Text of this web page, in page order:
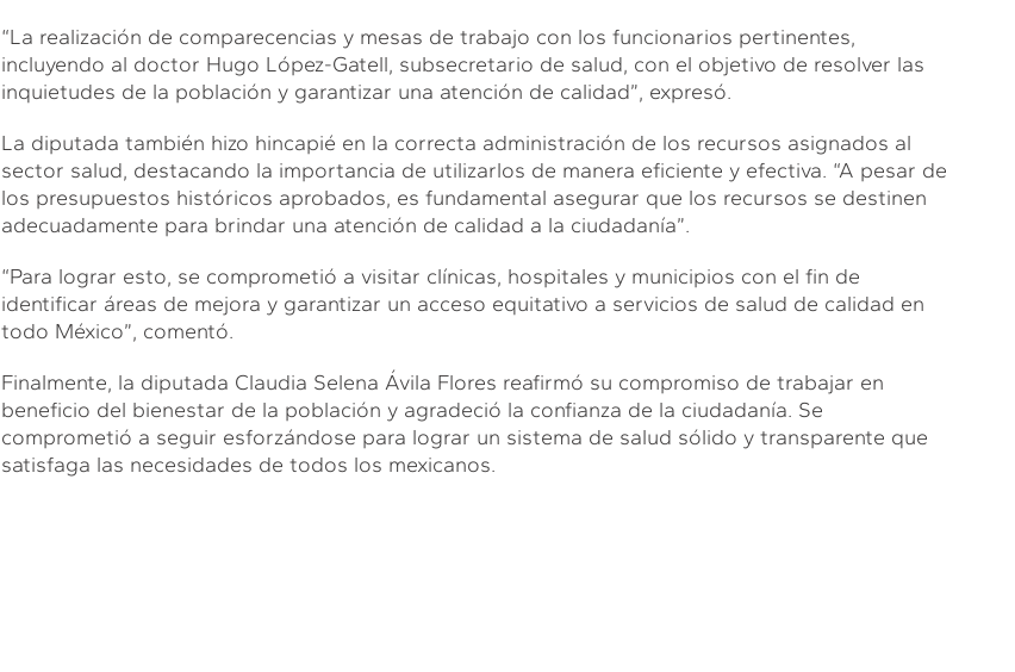
“La realización de comparecencias y mesas de trabajo con los funcionarios pertinentes,
incluyendo al doctor Hugo López-Gatell, subsecretario de salud, con el objetivo de resolver las
inquietudes de la población y garantizar una atención de calidad”, expresó.
La diputada también hizo hincapié en la correcta administración de los recursos asignados al
sector salud, destacando la importancia de utilizarlos de manera eficiente y efectiva. “A pesar de
los presupuestos históricos aprobados, es fundamental asegurar que los recursos se destinen
adecuadamente para brindar una atención de calidad a la ciudadanía”.
“Para lograr esto, se comprometió a visitar clínicas, hospitales y municipios con el fin de
identificar áreas de mejora y garantizar un acceso equitativo a servicios de salud de calidad en
todo México”, comentó.
Finalmente, la diputada Claudia Selena Ávila Flores reafirmó su compromiso de trabajar en
beneficio del bienestar de la población y agradeció la confianza de la ciudadanía. Se
comprometió a seguir esforzándose para lograr un sistema de salud sólido y transparente que
satisfaga las necesidades de todos los mexicanos.